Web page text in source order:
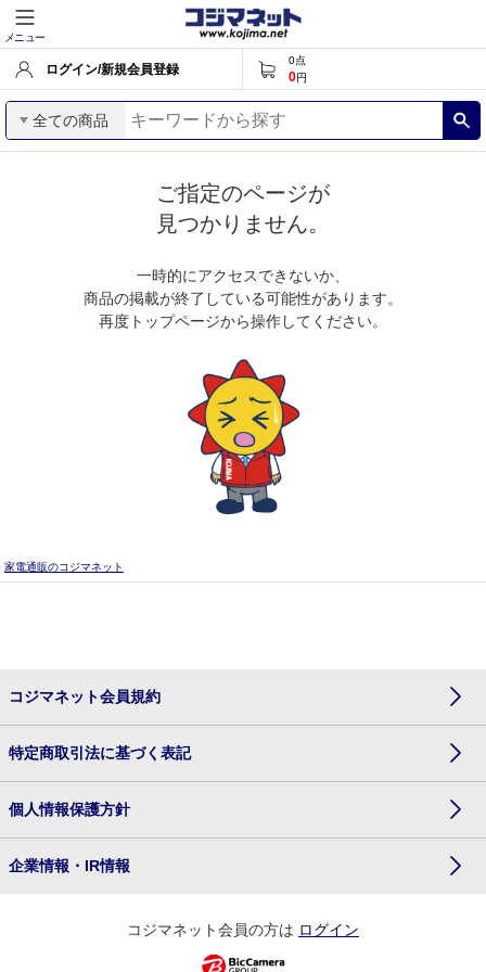
メニュー
ログイン/新規会員登録
0点
0円
全ての商品
ご指定のページが
見つかりません。
一時的にアクセスできないか、
商品の掲載が終了している可能性があります。
再度トップページから操作してください。
家電通販のコジマネット
コジマネット会員規約
特定商取引法に基づく表記
個人情報保護方針
企業情報・IR情報
コジマネット会員の方は ログイン